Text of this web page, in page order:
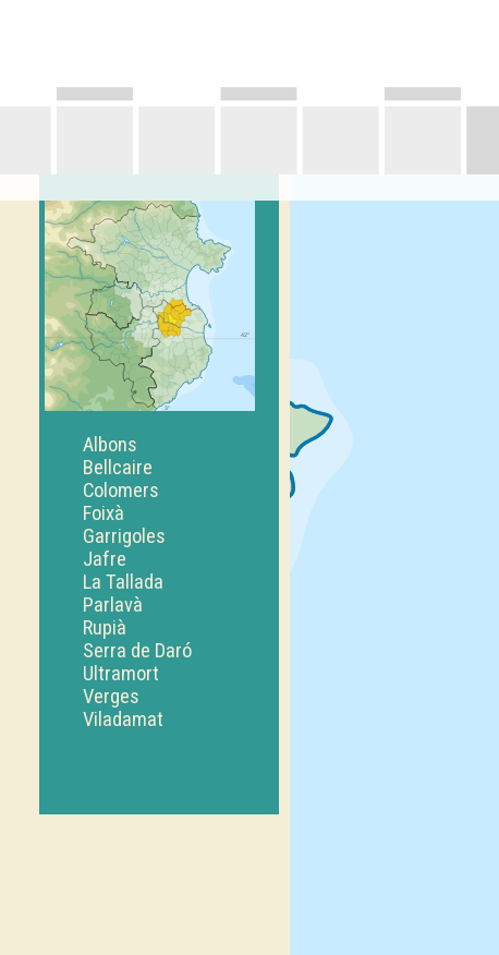
Albons
Bellcaire
Colomers
Foixà
Garrigoles
Jafre
La Tallada
Parlavà
Rupià
Serra de Daró
Ultramort
Verges
Viladamat